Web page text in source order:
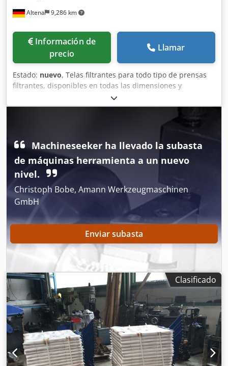
Altena 9,286 km
Información de
precio
Llamar
Estado: nuevo, Telas filtrantes para todo tipo de prensas
filtrantes, disponibles en todas las dimensiones y
calidades, plazos de entrega reducidos. No dude en
consultarnos. Nuestra ubicación es en 58762 Altena.
Machineseeker ha llevado la subasta
de máquinas herramienta a un nuevo
nivel.
Christoph Bobe, Amann Werkzeugmaschinen
GmbH
Enviar subasta
Clasificado